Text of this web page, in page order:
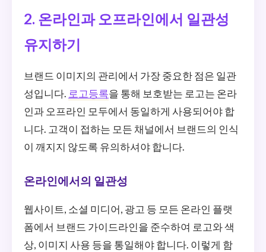
2. 온라인과 오프라인에서 일관성
유지하기
브랜드 이미지의 관리에서 가장 중요한 점은 일관
성입니다. 로고등록을 통해 보호받는 로고는 온라
인과 오프라인 모두에서 동일하게 사용되어야 합
니다. 고객이 접하는 모든 채널에서 브랜드의 인식
이 깨지지 않도록 유의하셔야 합니다.
온라인에서의 일관성
웹사이트, 소셜 미디어, 광고 등 모든 온라인 플랫
폼에서 브랜드 가이드라인을 준수하여 로고와 색
상, 이미지 사용 등을 통일해야 합니다. 이렇게 함